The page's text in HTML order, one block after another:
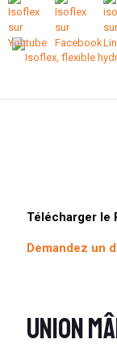
Télécharger le
Demandez un
Union